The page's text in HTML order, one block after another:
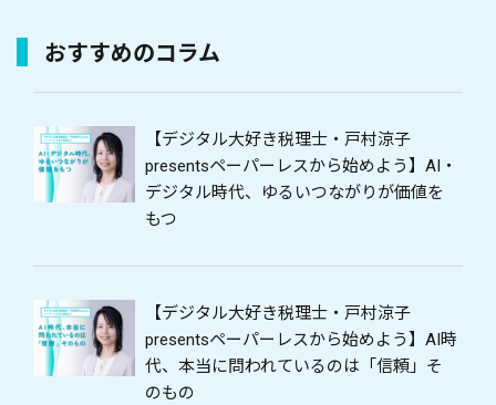
おすすめのコラム
【デジタル大好き税理士・戸村涼子
presentsペーパーレスから始めよう】AI・
デジタル時代、ゆるいつながりが価値を
もつ
【デジタル大好き税理士・戸村涼子
presentsペーパーレスから始めよう】AI時
代、本当に問われているのは「信頼」そ
のもの